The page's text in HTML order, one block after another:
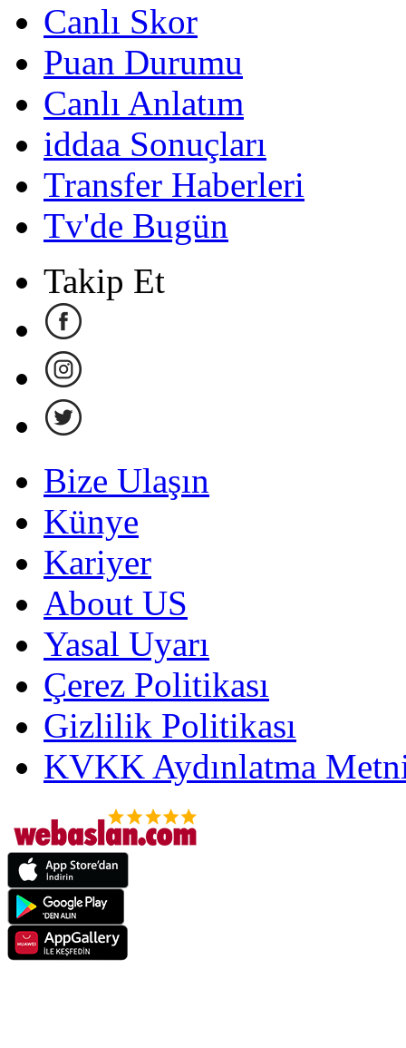
Canlı Skor
Puan Durumu
Canlı Anlatım
iddaa Sonuçları
Transfer Haberleri
Tv'de Bugün
Takip Et
Bize Ulaşın
Künye
Kariyer
About US
Yasal Uyarı
Çerez Politikası
Gizlilik Politikası
KVKK Aydınlatma